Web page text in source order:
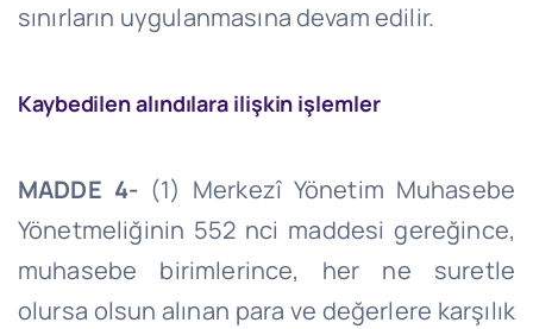
sınırların uygulanmasına devam edilir.
Kaybedilen alındılara ilişkin işlemler
MADDE 4- (1) Merkezî Yönetim Muhasebe
Yönetmeliğinin 552 nci maddesi gereğince,
muhasebe birimlerince, her ne suretle
olursa olsun alınan para ve değerlere karşılık